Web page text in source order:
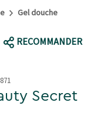
Gel douche
RECOMMANDER
Secret